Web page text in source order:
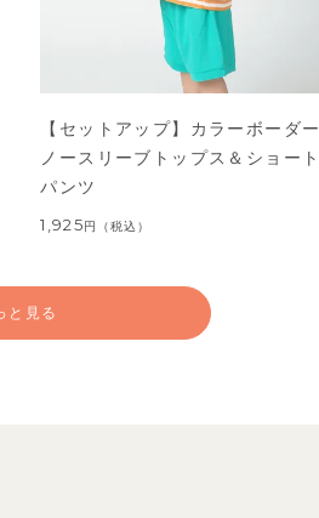
【セットアップ】カラーボーダー
ノースリーブトップス＆ショート
パンツ
1,925円 （税込）
と見る